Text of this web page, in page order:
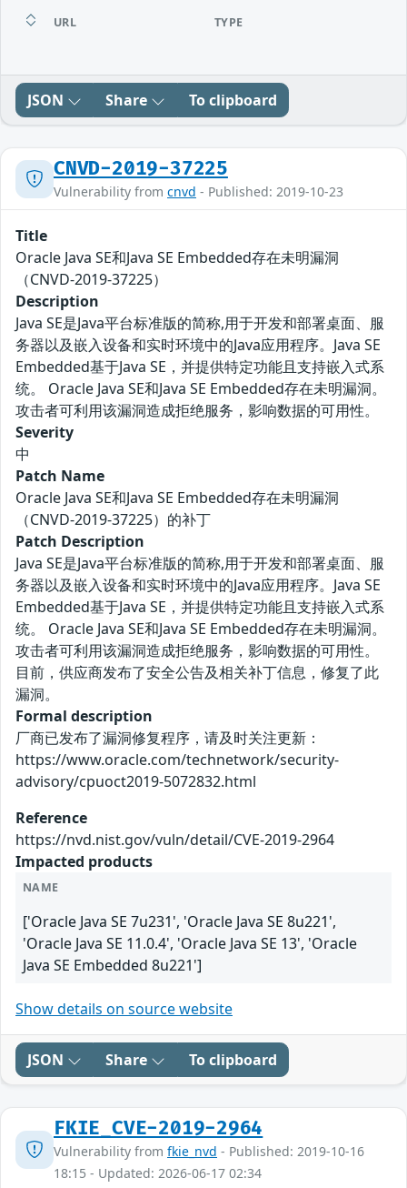
URL TYPE
JSON Share To clipboard
CNVD-2019-37225
Vulnerability from cnvd - Published: 2019-10-23
Title
Oracle Java SE和Java SE Embedded存在未明漏洞
（CNVD-2019-37225）
Description
Java SE是Java平台标准版的简称,用于开发和部署桌面、服
务器以及嵌入设备和实时环境中的Java应用程序。Java SE
Embedded基于Java SE，并提供特定功能且支持嵌入式系
统。 Oracle Java SE和Java SE Embedded存在未明漏洞。
攻击者可利用该漏洞造成拒绝服务，影响数据的可用性。
Severity
中
Patch Name
Oracle Java SE和Java SE Embedded存在未明漏洞
（CNVD-2019-37225）的补丁
Patch Description
Java SE是Java平台标准版的简称,用于开发和部署桌面、服
务器以及嵌入设备和实时环境中的Java应用程序。Java SE
Embedded基于Java SE，并提供特定功能且支持嵌入式系
统。 Oracle Java SE和Java SE Embedded存在未明漏洞。
攻击者可利用该漏洞造成拒绝服务，影响数据的可用性。
目前，供应商发布了安全公告及相关补丁信息，修复了此
漏洞。
Formal description
厂商已发布了漏洞修复程序，请及时关注更新：
https://www.oracle.com/technetwork/security-
advisory/cpuoct2019-5072832.html
Reference
https://nvd.nist.gov/vuln/detail/CVE-2019-2964
Impacted products
NAME
['Oracle Java SE 7u231', 'Oracle Java SE 8u221',
'Oracle Java SE 11.0.4', 'Oracle Java SE 13', 'Oracle
Java SE Embedded 8u221']
Show details on source website
JSON Share To clipboard
FKIE_CVE-2019-2964
Vulnerability from fkie_nvd - Published: 2019-10-16
18:15 - Updated: 2026-06-17 02:34